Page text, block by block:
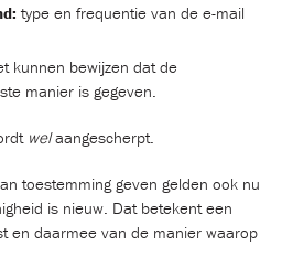
type en frequentie van de e-mail
kunnen bewijzen dat de
manier is gegeven.
welaangescherpt.
toestemming geven gelden ook nu
is nieuw. Dat betekent een
en daarmee van de manier waarop